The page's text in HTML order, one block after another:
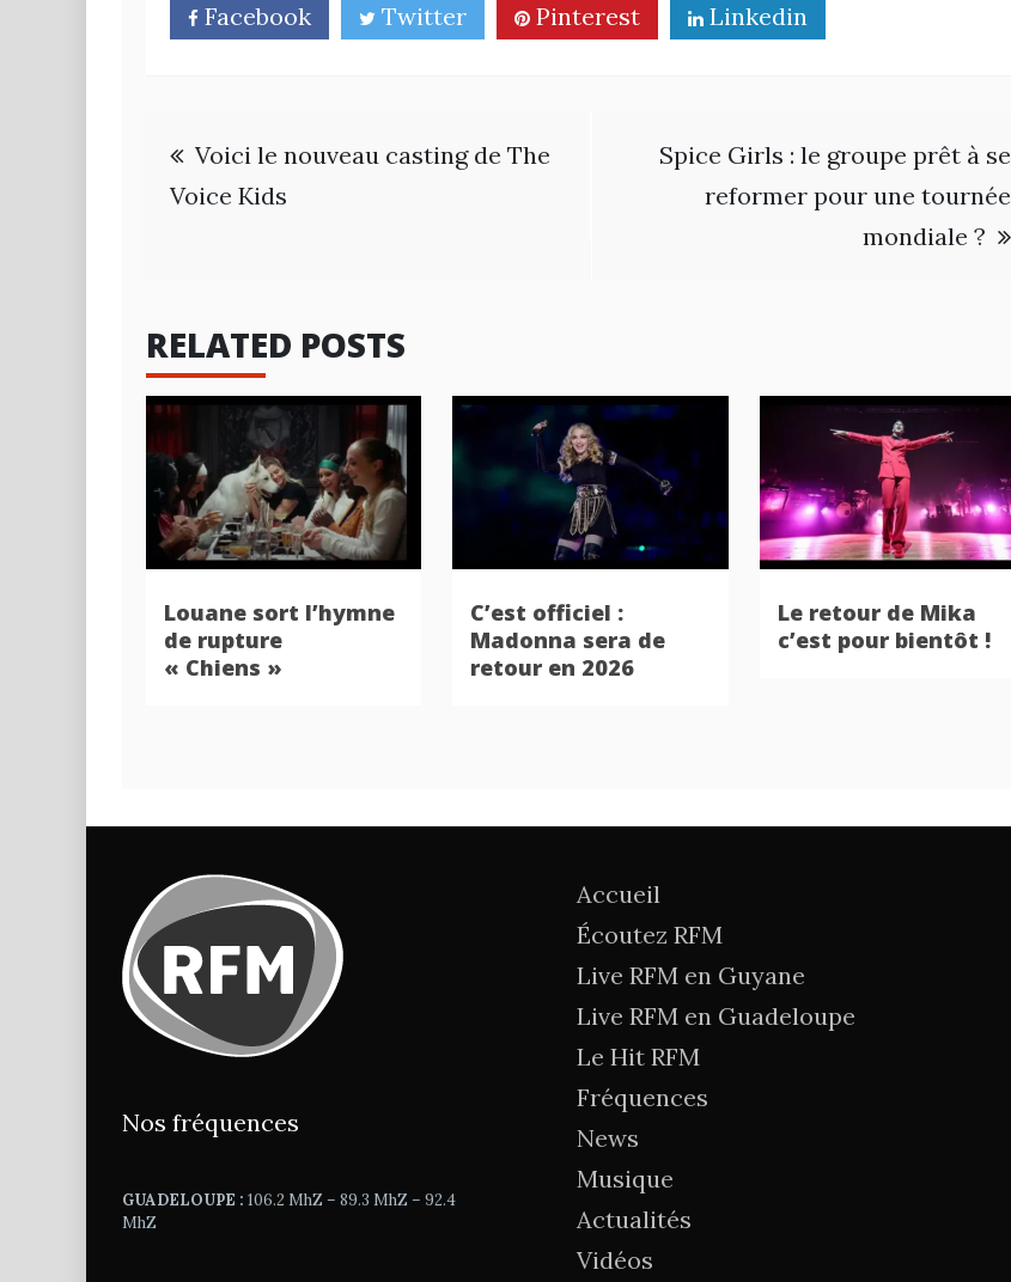
Facebook Twitter Pinterest Linkedin
Navigation
de
Voici le nouveau casting de The
Voice Kids
Spice Girls : le groupe prêt à se
reformer pour une tournée
mondiale ?
RELATED POSTS
Louane sort l’hymne
de rupture
« Chiens »
C’est officiel :
Madonna sera de
retour en 2026
Le retour de Mika
c’est pour bientôt !
Nos fréquences
GUADELOUPE : 106.2 MhZ – 89.3 MhZ – 92.4
MhZ
Accueil
Écoutez RFM
Live RFM en Guyane
Live RFM en Guadeloupe
Le Hit RFM
Fréquences
News
Musique
Actualités
Vidéos